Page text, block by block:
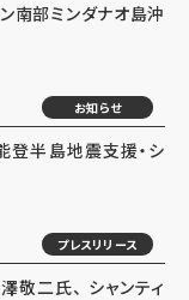
南部ミンダナオ島沖
お知らせ
登半島地震支援・シ
プレスリリース
敬二氏、 シャンティ